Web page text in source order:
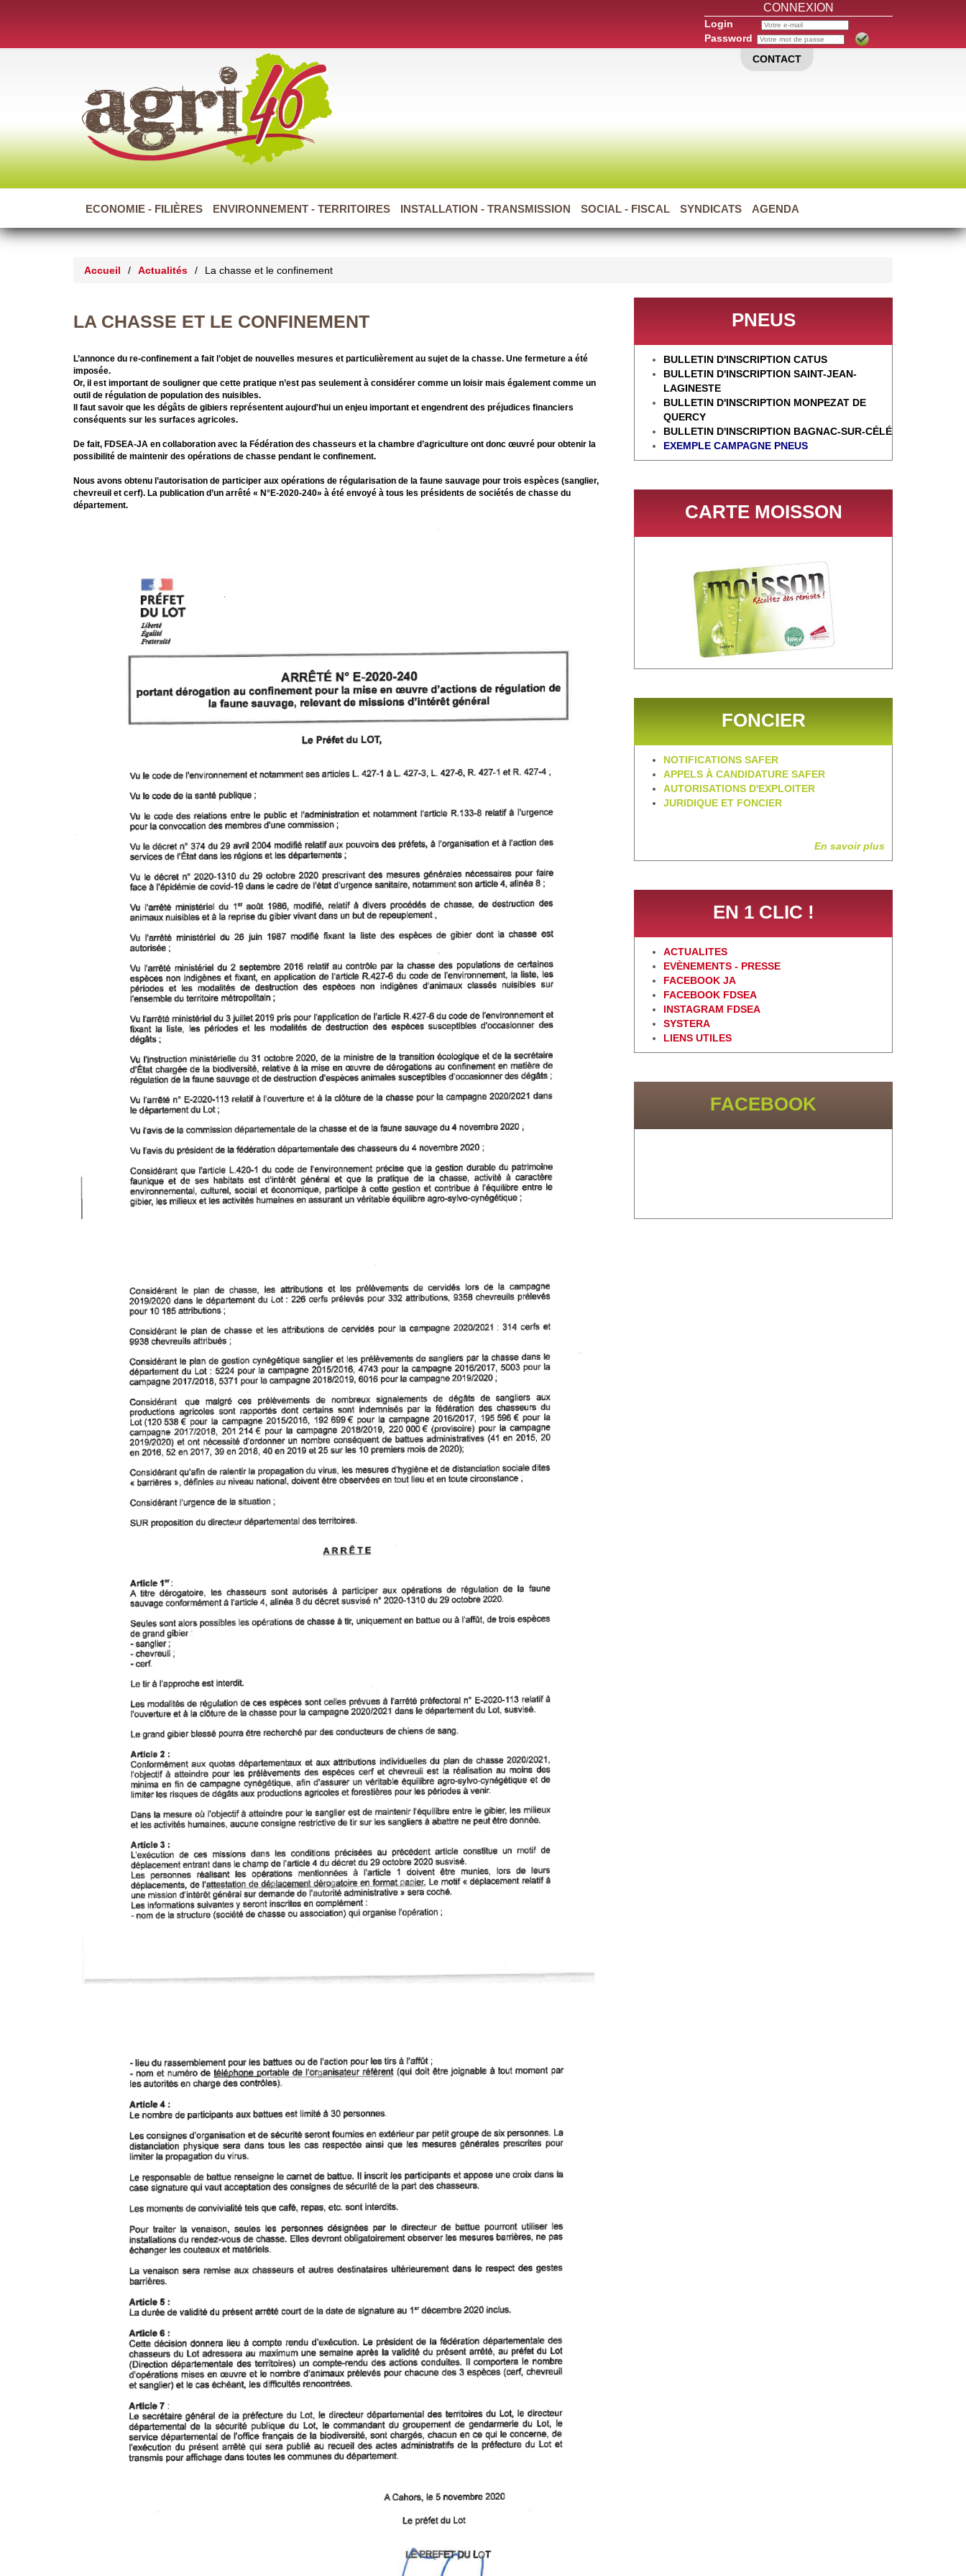
CONNEXION
Login
Password
CONTACT
ECONOMIE - FILIÈRES ENVIRONNEMENT - TERRITOIRES INSTALLATION - TRANSMISSION SOCIAL - FISCAL SYNDICATS AGENDA
Accueil / Actualités / La chasse et le confinement
LA CHASSE ET LE CONFINEMENT
L’annonce du re-confinement a fait l’objet de nouvelles mesures et particulièrement au sujet de la chasse. Une fermeture a été
imposée.
Or, il est important de souligner que cette pratique n’est pas seulement à considérer comme un loisir mais également comme un
outil de régulation de population des nuisibles.
Il faut savoir que les dégâts de gibiers représentent aujourd'hui un enjeu important et engendrent des préjudices financiers
conséquents sur les surfaces agricoles.
De fait, FDSEA-JA en collaboration avec la Fédération des chasseurs et la chambre d’agriculture ont donc œuvré pour obtenir la
possibilité de maintenir des opérations de chasse pendant le confinement.
Nous avons obtenu l’autorisation de participer aux opérations de régularisation de la faune sauvage pour trois espèces (sanglier,
chevreuil et cerf). La publication d’un arrêté « N°E-2020-240» à été envoyé à tous les présidents de sociétés de chasse du
département.
PNEUS
BULLETIN D'INSCRIPTION CATUS
BULLETIN D'INSCRIPTION SAINT-JEAN-
LAGINESTE
BULLETIN D'INSCRIPTION MONPEZAT DE
QUERCY
BULLETIN D'INSCRIPTION BAGNAC-SUR-CÉLÉ
EXEMPLE CAMPAGNE PNEUS
CARTE MOISSON
FONCIER
NOTIFICATIONS SAFER
APPELS À CANDIDATURE SAFER
AUTORISATIONS D'EXPLOITER
JURIDIQUE ET FONCIER
En savoir plus
EN 1 CLIC !
ACTUALITES
EVÈNEMENTS - PRESSE
FACEBOOK JA
FACEBOOK FDSEA
INSTAGRAM FDSEA
SYSTERA
LIENS UTILES
FACEBOOK